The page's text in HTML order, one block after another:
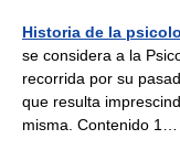
Historia de la
se considera a la
recorrida por su
que resulta
misma. Contenido